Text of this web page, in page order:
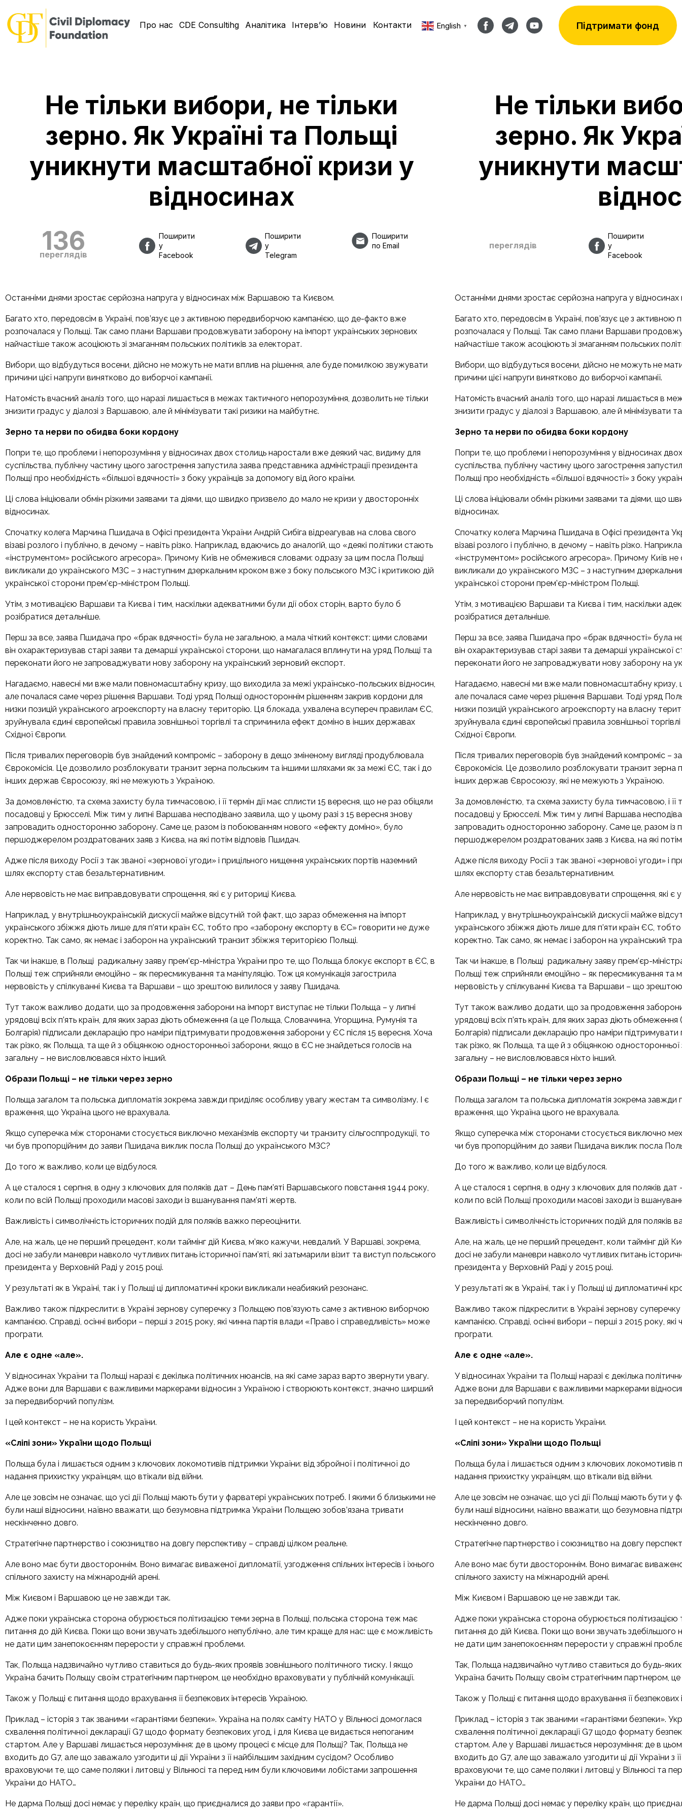
Про нас CDE Consultihg Аналітика Інтерв’ю Новини Контакти English ▼ Підтримати фонд
Не тільки вибори, не тільки
зерно. Як Україні та Польщі
уникнути масштабної кризи у
відносинах
136
переглядів
Поширити
у
Facebook
Поширити
у
Telegram
Поширити
по Email
Останніми днями зростає серйозна напруга у відносинах між Варшавою та Києвом.
Багато хто, передовсім в Україні, пов’язує це з активною передвиборчою кампанією, що де-факто вже
розпочалася у Польщі. Так само плани Варшави продовжувати заборону на імпорт українських зернових
найчастіше також асоціюють зі змаганням польських політиків за електорат.
Вибори, що відбудуться восени, дійсно не можуть не мати вплив на рішення, але буде помилкою звужувати
причини цієї напруги винятково до виборчої кампанії.
Натомість вчасний аналіз того, що наразі лишається в межах тактичного непорозуміння, дозволить не тільки
знизити градус у діалозі з Варшавою, але й мінімізувати такі ризики на майбутнє.
Зерно та нерви по обидва боки кордону
Попри те, що проблеми і непорозуміння у відносинах двох столиць наростали вже деякий час, видиму для
суспільства, публічну частину цього загострення запустила заява представника адміністрації президента
Польщі про необхідність «більшої вдячності» з боку українців за допомогу від його країни.
Ці слова ініціювали обмін різкими заявами та діями, що швидко призвело до мало не кризи у двосторонніх
відносинах.
Спочатку колега Марчина Пшидача в Офісі президента України Андрій Сибіга відреагував на слова свого
візаві розлого і публічно, в дечому – навіть різко. Наприклад, вдаючись до аналогій, що «деякі політики стають
«інструментом» російського агресора». Причому Київ не обмежився словами: одразу за цим посла Польщі
викликали до українського МЗС – з наступним дзеркальним кроком вже з боку польського МЗС і критикою дій
української сторони прем’єр-міністром Польщі.
Утім, з мотивацією Варшави та Києва і тим, наскільки адекватними були дії обох сторін, варто було б
розібратися детальніше.
Перш за все, заява Пшидача про «брак вдячності» була не загальною, а мала чіткий контекст: цими словами
він охарактеризував старі заяви та демарші української сторони, що намагалася вплинути на уряд Польщі та
переконати його не запроваджувати нову заборону на український зерновий експорт.
Нагадаємо, навесні ми вже мали повномасштабну кризу, що виходила за межі українсько-польських відносин,
але почалася саме через рішення Варшави. Тоді уряд Польщі одностороннім рішенням закрив кордони для
низки позицій українського агроекспорту на власну територію. Ця блокада, ухвалена всупереч правилам ЄС,
зруйнувала єдині європейські правила зовнішньої торгівлі та спричинила ефект доміно в інших державах
Східної Європи.
Після тривалих переговорів був знайдений компроміс – заборону в дещо зміненому вигляді продублювала
Єврокомісія. Це дозволило розблокувати транзит зерна польським та іншими шляхами як за межі ЄС, так і до
інших держав Євросоюзу, які не межують з Україною.
За домовленістю, та схема захисту була тимчасовою, і її термін дії має сплисти 15 вересня, що не раз обіцяли
посадовці у Брюсселі. Між тим у липні Варшава несподівано заявила, що у цьому разі з 15 вересня знову
запровадить односторонню заборону. Саме це, разом із побоюванням нового «ефекту доміно», було
першоджерелом роздратованих заяв з Києва, на які потім відповів Пшидач.
Адже після виходу Росії з так званої «зернової угоди» і прицільного нищення українських портів наземний
шлях експорту став безальтернативним.
Але нервовість не має виправдовувати спрощення, які є у риториці Києва.
Наприклад, у внутрішньоукраїнській дискусії майже відсутній той факт, що зараз обмеження на імпорт
українського збіжжя діють лише для п’яти країн ЄС, тобто про «заборону експорту в ЄС» говорити не дуже
коректно. Так само, як немає і заборон на український транзит збіжжя територією Польщі.
Так чи інакше, в Польщі радикальну заяву прем’єр-міністра України про те, що Польща блокує експорт в ЄС, в
Польщі теж сприйняли емоційно – як пересмикування та маніпуляцію. Тож ця комунікація загострила
нервовість у спілкуванні Києва та Варшави – що зрештою вилилося у заяву Пшидача.
Тут також важливо додати, що за продовження заборони на імпорт виступає не тільки Польща – у липні
урядовці всіх п’ять країн, для яких зараз діють обмеження (а це Польща, Словаччина, Угорщина, Румунія та
Болгарія) підписали декларацію про наміри підтримувати продовження заборони у ЄС після 15 вересня. Хоча
так різко, як Польща, та ще й з обіцянкою односторонньої заборони, якщо в ЄС не знайдеться голосів на
загальну – не висловлювався ніхто інший.
Образи Польщі – не тільки через зерно
Польща загалом та польська дипломатія зокрема завжди приділяє особливу увагу жестам та символізму. І є
враження, що Україна цього не врахувала.
Якщо суперечка між сторонами стосується виключно механізмів експорту чи транзиту сільгосппродукції, то
чи був пропорційним до заяви Пшидача виклик посла Польщі до українського МЗС?
До того ж важливо, коли це відбулося.
А це сталося 1 серпня, в одну з ключових для поляків дат – День пам’яті Варшавського повстання 1944 року,
коли по всій Польщі проходили масові заходи із вшанування пам’яті жертв.
Важливість і символічність історичних подій для поляків важко переоцінити.
Але, на жаль, це не перший прецедент, коли таймінг дій Києва, м’яко кажучи, невдалий. У Варшаві, зокрема,
досі не забули маневри навколо чутливих питань історичної пам’яті, які затьмарили візит та виступ польського
президента у Верховній Раді у 2015 році.
У результаті як в Україні, так і у Польщі ці дипломатичні кроки викликали неабиякий резонанс.
Важливо також підкреслити: в Україні зернову суперечку з Польщею пов’язують саме з активною виборчою
кампанією. Справді, осінні вибори – перші з 2015 року, які чинна партія влади «Право і справедливість» може
програти.
Але є одне «але».
У відносинах України та Польщі наразі є декілька політичних нюансів, на які саме зараз варто звернути увагу.
Адже вони для Варшави є важливими маркерами відносин з Україною і створюють контекст, значно ширший
за передвиборчий популізм.
І цей контекст – не на користь України.
«Сліпі зони» України щодо Польщі
Польща була і лишається одним з ключових локомотивів підтримки України: від збройної і політичної до
надання прихистку українцям, що втікали від війни.
Але це зовсім не означає, що усі дії Польщі мають бути у фарватері українських потреб. І якими б близькими не
були наші відносини, наївно вважати, що безумовна підтримка України Польщею зобов’язана тривати
нескінченно довго.
Стратегічне партнерство і союзництво на довгу перспективу – справді цілком реальне.
Але воно має бути двостороннім. Воно вимагає виваженої дипломатії, узгодження спільних інтересів і їхнього
спільного захисту на міжнародній арені.
Між Києвом і Варшавою це не завжди так.
Адже поки українська сторона обурюється політизацією теми зерна в Польщі, польська сторона теж має
питання до дій Києва. Поки що вони звучать здебільшого непублічно, але тим краще для нас: ще є можливість
не дати цим занепокоєнням перерости у справжні проблеми.
Так, Польща надзвичайно чутливо ставиться до будь-яких проявів зовнішнього політичного тиску. І якщо
Україна бачить Польщу своїм стратегічним партнером, це необхідно враховувати у публічній комунікації.
Також у Польщі є питання щодо врахування її безпекових інтересів Україною.
Приклад – історія з так званими «гарантіями безпеки». Україна на полях саміту НАТО у Вільнюсі домоглася
схвалення політичної декларації G7 щодо формату безпекових угод, і для Києва це видається непоганим
стартом. Але у Варшаві лишається нерозуміння: де в цьому процесі є місце для Польщі? Так, Польща не
входить до G7, але що заважало узгодити ці дії України з її найбільшим західним сусідом? Особливо
враховуючи те, що саме поляки і литовці у Вільнюсі та перед ним були ключовими лобістами запрошення
України до НАТО…
Не дарма Польщі досі немає у переліку країн, що приєдналися до заяви про «гарантії».
Не тільки
зерно. Як
уникнути
переглядів
Поширити
у
Facebook
Останніми днями зростає серйозна напруга у
Багато хто, передовсім в Україні, пов’язує це з
розпочалася у Польщі. Так само плани Варшави
найчастіше також асоціюють зі змаганням польських
Вибори, що відбудуться восени, дійсно не можуть не
причини цієї напруги винятково до виборчої кампанії.
Натомість вчасний аналіз того, що наразі лишається в
знизити градус у діалозі з Варшавою, але й мінімізувати
Зерно та нерви по обидва боки кордону
Попри те, що проблеми і непорозуміння у відносинах
суспільства, публічну частину цього загострення
Польщі про необхідність «більшої вдячності» з боку
Ці слова ініціювали обмін різкими заявами та діями, що
відносинах.
Спочатку колега Марчина Пшидача в Офісі президента
візаві розлого і публічно, в дечому – навіть різко.
«інструментом» російського агресора». Причому Київ
викликали до українського МЗС – з наступним
української сторони прем’єр-міністром Польщі.
Утім, з мотивацією Варшави та Києва і тим, наскільки
розібратися детальніше.
Перш за все, заява Пшидача про «брак вдячності» була
він охарактеризував старі заяви та демарші
переконати його не запроваджувати нову заборону на
Нагадаємо, навесні ми вже мали повномасштабну кризу,
але почалася саме через рішення Варшави. Тоді уряд
низки позицій українського агроекспорту на власну
зруйнувала єдині європейські правила зовнішньої
Східної Європи.
Після тривалих переговорів був знайдений компроміс –
Єврокомісія. Це дозволило розблокувати транзит зерна
інших держав Євросоюзу, які не межують з Україною.
За домовленістю, та схема захисту була тимчасовою, і її
посадовці у Брюсселі. Між тим у липні Варшава
запровадить односторонню заборону. Саме це, разом
першоджерелом роздратованих заяв з Києва, на які
Адже після виходу Росії з так званої «зернової угоди» і
шлях експорту став безальтернативним.
Але нервовість не має виправдовувати спрощення, які є
Наприклад, у внутрішньоукраїнській дискусії майже
українського збіжжя діють лише для п’яти країн ЄС,
коректно. Так само, як немає і заборон на український
Так чи інакше, в Польщі радикальнузаявупрем’єр-
Польщі теж сприйняли емоційно – як пересмикування та
нервовість у спілкуванні Києва та Варшави – що
Тут також важливо додати, що за продовження заборони
урядовці всіх п’ять країн, для яких зараз діють
Болгарія) підписали декларацію про наміри
так різко, як Польща, та ще й з обіцянкою
загальну – не висловлювався ніхто інший.
Образи Польщі – не тільки через зерно
Польща загалом та польська дипломатія зокрема завжди
враження, що Україна цього не врахувала.
Якщо суперечка між сторонами стосується виключно
чи був пропорційним до заяви Пшидача виклик посла
До того ж важливо, коли це відбулося.
А це сталося 1 серпня, в одну з ключових для поляків
коли по всій Польщі проходили масові заходи із
Важливість і символічність історичних подій для поляків
Але, на жаль, це не перший прецедент, коли таймінг дій
досі не забули маневри навколо чутливих питань
президента у Верховній Раді у 2015 році.
У результаті як в Україні, так і у Польщі ці дипломатичні
Важливо також підкреслити: в Україні зернову
кампанією. Справді, осінні вибори – перші з 2015 року,
програти.
Але є одне «але».
У відносинах України та Польщі наразі є декілька
Адже вони для Варшави є важливими маркерами
за передвиборчий популізм.
І цей контекст – не на користь України.
«Сліпі зони» України щодо Польщі
Польща була і лишається одним з ключових локомотивів
надання прихистку українцям, що втікали від війни.
Але це зовсім не означає, що усі дії Польщі мають бути у
були наші відносини, наївно вважати, що безумовна
нескінченно довго.
Стратегічне партнерство і союзництво на довгу
Але воно має бути двостороннім. Воно вимагає виваженої
спільного захисту на міжнародній арені.
Між Києвом і Варшавою це не завжди так.
Адже поки українська сторона обурюється
питання до дій Києва. Поки що вони звучать
не дати цим занепокоєнням перерости у справжні
Так, Польща надзвичайно чутливо ставиться до будь-яких
Україна бачить Польщу своїм стратегічним партнером, це
Також у Польщі є питання щодо врахування її безпекових
Приклад – історія з так званими «гарантіями безпеки».
схвалення політичної декларації G7 щодо формату
стартом. Але у Варшаві лишається нерозуміння: де в
входить до G7, але що заважало узгодити ці дії України з
враховуючи те, що саме поляки і литовці у Вільнюсі та
України до НАТО…
Не дарма Польщі досі немає у переліку країн, що